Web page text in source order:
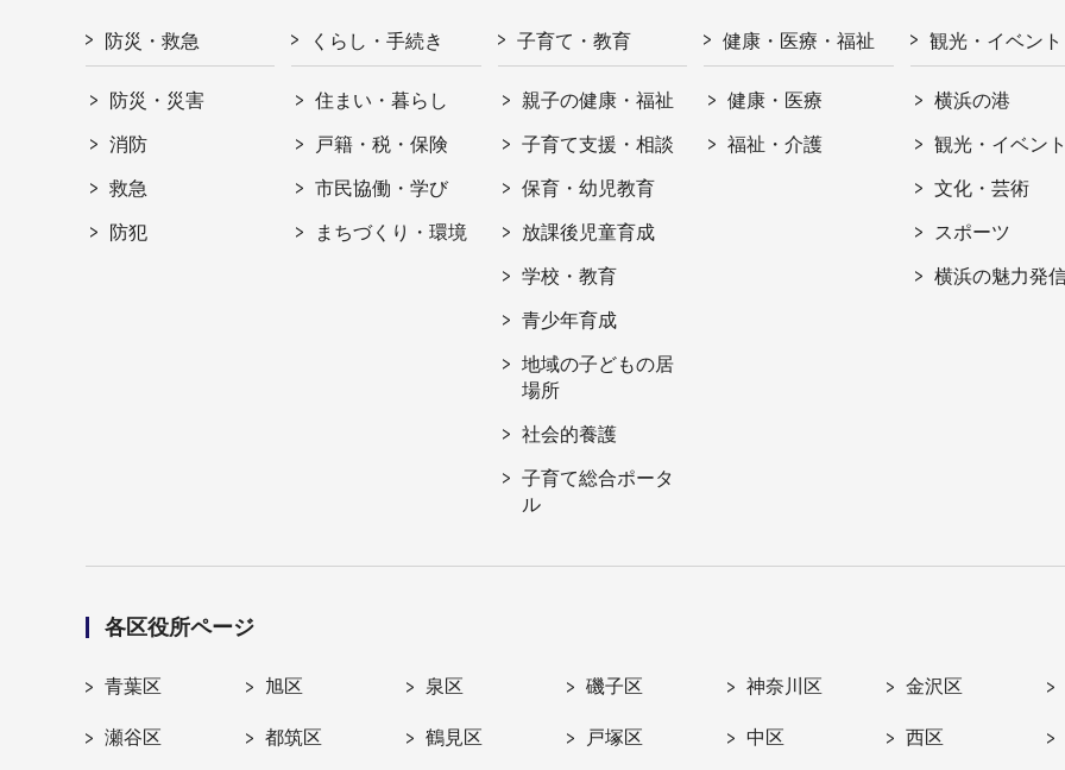
防災・救急
防災・災害
消防
救急
防犯
くらし・手続き
住まい・暮らし
戸籍・税・保険
市民協働・学び
まちづくり・環境
子育て・教育
親子の健康・福祉
子育て支援・相談
保育・幼児教育
放課後児童育成
学校・教育
青少年育成
地域の子どもの居
場所
社会的養護
子育て総合ポータ
ル
健康・医療・福祉
健康・医療
福祉・介護
観光・イベント
横浜の港
観光・イベント
文化・芸術
スポーツ
横浜の魅力発
各区役所ページ
青葉区 旭区 泉区 磯子区 神奈川区 金沢区
瀬谷区 都筑区 鶴見区 戸塚区 中区 西区